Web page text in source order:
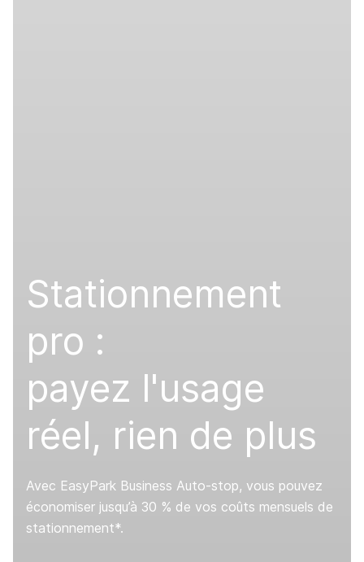
Stationnement
pro :
payez l'usage
réel, rien de plus
Avec EasyPark Business Auto-stop, vous pouvez
économiser jusqu’à 30 % de vos coûts mensuels de
stationnement*.